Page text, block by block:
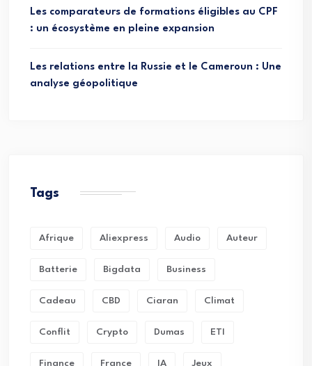
Les comparateurs de formations éligibles au CPF
: un écosystème en pleine expansion
Les relations entre la Russie et le Cameroun : Une
analyse géopolitique
Tags
Afrique Aliexpress Audio Auteur
Batterie Bigdata Business
Cadeau CBD Ciaran Climat
Conflit Crypto Dumas ETI
Finance France IA Jeux